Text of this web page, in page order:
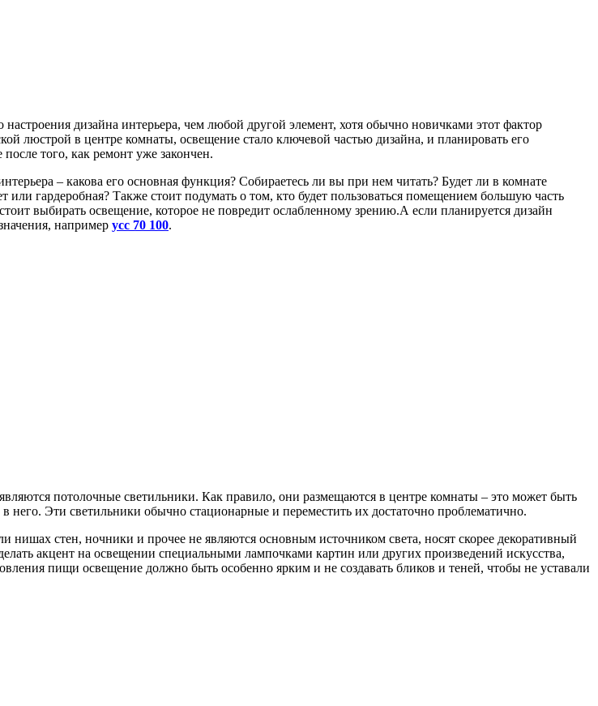
дизайна интерьера, чем любой другой элемент, хотя обычно новичками этот фактор
люстрой в центре комнаты, освещение стало ключевой частью дизайна, и планировать его
того, как ремонт уже закончен.
– какова его основная функция? Собираетесь ли вы при нем читать? Будет ли в комнате
гардеробная? Также стоит подумать о том, кто будет пользоваться помещением большую часть
выбирать освещение, которое не повредит ослабленному зрению.А если планируется дизайн
например усс 70 100.
потолочные светильники. Как правило, они размещаются в центре комнаты – это может быть
Эти светильники обычно стационарные и переместить их достаточно проблематично.
стен, ночники и прочее не являются основным источником света, носят скорее декоративный
акцент на освещении специальными лампочками картин или других произведений искусства,
пищи освещение должно быть особенно ярким и не создавать бликов и теней, чтобы не уставали